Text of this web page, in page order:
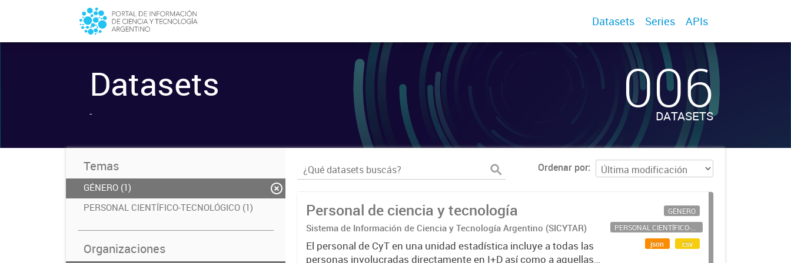
Datasets Series APIs
Datasets
- 006
DATASETS
Temas
GÉNERO (1)
PERSONAL CIENTÍFICO-TECNOLÓGICO (1)
Organizaciones
Ordenar por
Personal de ciencia y tecnología
Sistema de Información de Ciencia y Tecnología Argentino (SICYTAR)
El personal de CyT en una unidad estadística incluye a todas las
personas involucradas directamente en I+D así como a aquellas
GÉNERO
PERSONAL CIENTÍFICO-TECNOLÓGICO
json
csv